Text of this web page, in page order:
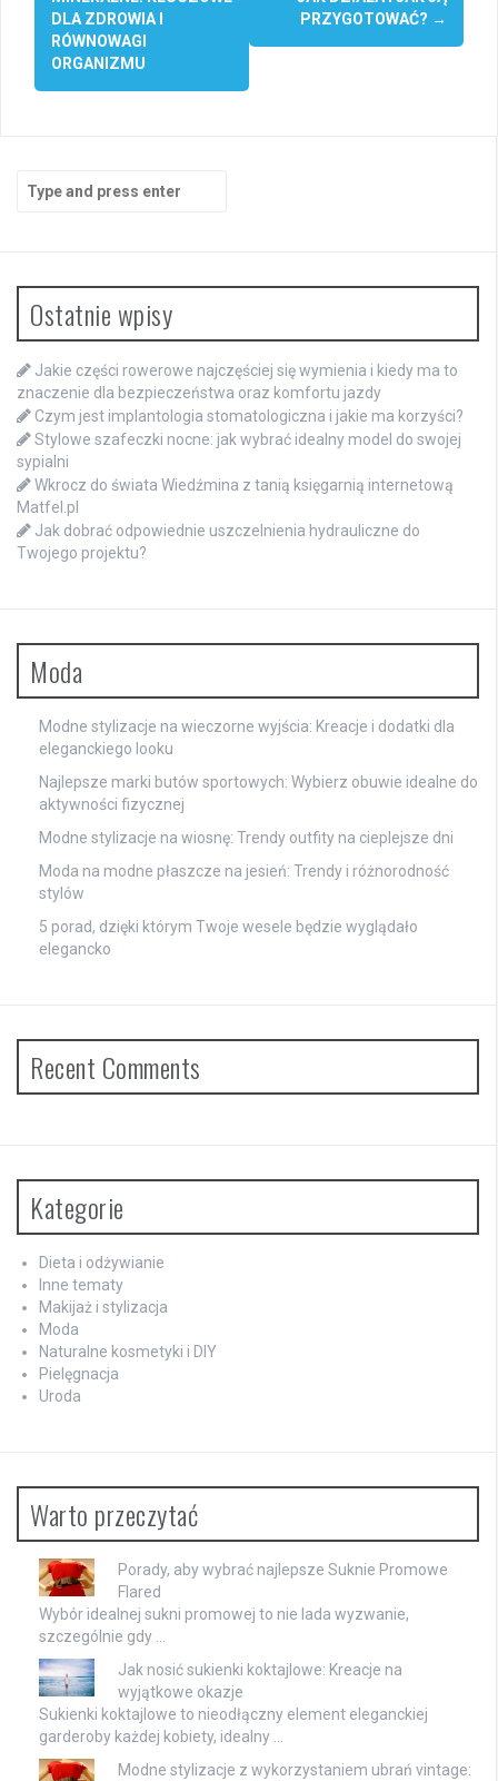
DLA ZDROWIA I
RÓWNOWAGI
ORGANIZMU
PRZYGOTOWAĆ? →
Search
for:
Ostatnie wpisy
Jakie części rowerowe najczęściej się wymienia i kiedy ma to
znaczenie dla bezpieczeństwa oraz komfortu jazdy
Czym jest implantologia stomatologiczna i jakie ma korzyści?
Stylowe szafeczki nocne: jak wybrać idealny model do swojej
sypialni
Wkrocz do świata Wiedźmina z tanią księgarnią internetową
Matfel.pl
Jak dobrać odpowiednie uszczelnienia hydrauliczne do
Twojego projektu?
Moda
Modne stylizacje na wieczorne wyjścia: Kreacje i dodatki dla
eleganckiego looku
Najlepsze marki butów sportowych: Wybierz obuwie idealne do
aktywności fizycznej
Modne stylizacje na wiosnę: Trendy outfity na cieplejsze dni
Moda na modne płaszcze na jesień: Trendy i różnorodność
stylów
5 porad, dzięki którym Twoje wesele będzie wyglądało
elegancko
Recent Comments
Kategorie
Dieta i odżywianie
Inne tematy
Makijaż i stylizacja
Moda
Naturalne kosmetyki i DIY
Pielęgnacja
Uroda
Warto przeczytać
Porady, aby wybrać najlepsze Suknie Promowe
Flared
Wybór idealnej sukni promowej to nie lada wyzwanie,
szczególnie gdy …
Jak nosić sukienki koktajlowe: Kreacje na
wyjątkowe okazje
Sukienki koktajlowe to nieodłączny element eleganckiej
garderoby każdej kobiety, idealny …
Modne stylizacje z wykorzystaniem ubrań vintage: